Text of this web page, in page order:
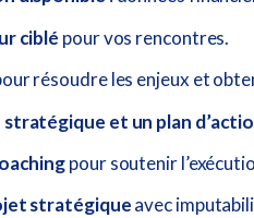
ciblé pour vos rencontres.
résoudre les enjeux et
stratégique et un plan
pour soutenir
stratégiqueavec